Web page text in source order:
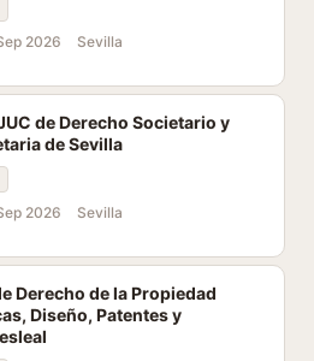
2026 Sevilla
de Derecho Societario y
de Sevilla
2026 Sevilla
Derecho de la Propiedad
Diseño, Patentes y